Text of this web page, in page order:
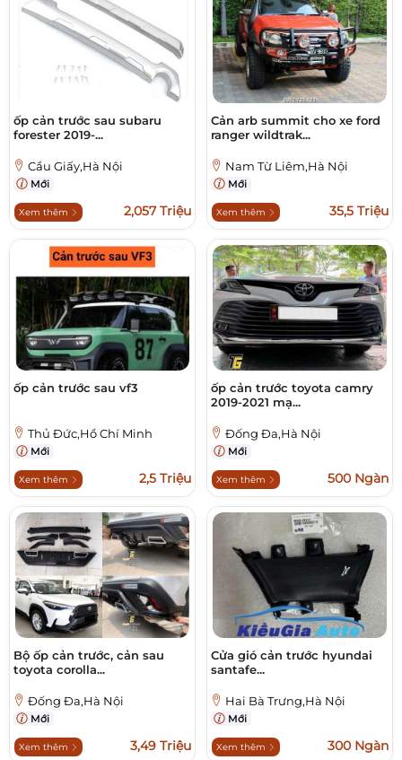
ốp cản trước sau subaru
forester 2019-...
Cầu Giấy,Hà Nội
Mới
Xem thêm 2,057 Triệu
Cản arb summit cho xe ford
ranger wildtrak...
Nam Từ Liêm,Hà Nội
Mới
Xem thêm 35,5 Triệu
ốp cản trước sau vf3
Thủ Đức,Hồ Chí Minh
Mới
Xem thêm 2,5 Triệu
ốp cản trước toyota camry
2019-2021 mạ...
Đống Đa,Hà Nội
Mới
Xem thêm 500 Ngàn
Bộ ốp cản trước, cản sau
toyota corolla...
Đống Đa,Hà Nội
Mới
Xem thêm 3,49 Triệu
Cửa gió cản trước hyundai
santafe...
Hai Bà Trưng,Hà Nội
Mới
Xem thêm 300 Ngàn